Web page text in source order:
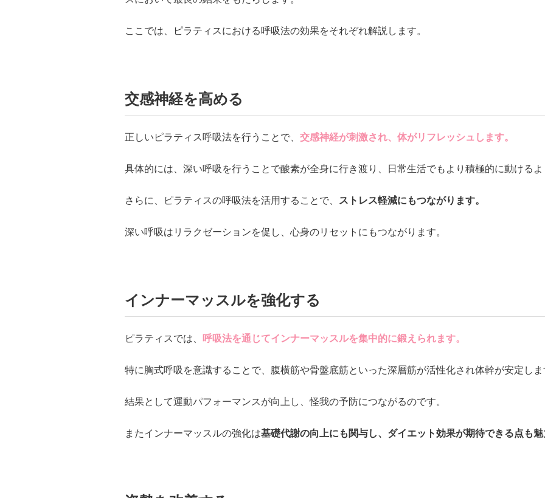
ここでは、ピラティスにおける呼吸法の効果をそれぞれ解説します。
交感神経を高める
正しいピラティス呼吸法を行うことで、交感神経が刺激され、体がリフレッシュします。
具体的には、深い呼吸を行うことで酸素が全身に行き渡り、日常生活でもより積極的に動けるよ
さらに、ピラティスの呼吸法を活用することで、 ストレス軽減にもつながります。
深い呼吸はリラクゼーションを促し、心身のリセットにもつながります。
インナーマッスルを強化する
ピラティスでは、 呼吸法を通じてインナーマッスルを集中的に鍛えられます。
特に胸式呼吸を意識することで、腹横筋や骨盤底筋といった深層筋が活性化され体幹が安定しま
結果として運動パフォーマンスが向上し、怪我の予防につながるのです。
またインナーマッスルの強化は基礎代謝の向上にも関与し、ダイエット効果が期待できる点も魅